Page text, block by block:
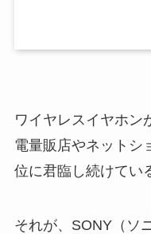
ワイヤレスイヤホン
電量販店やネットシ
位に君臨し続けてい
それが、SONY（ソ